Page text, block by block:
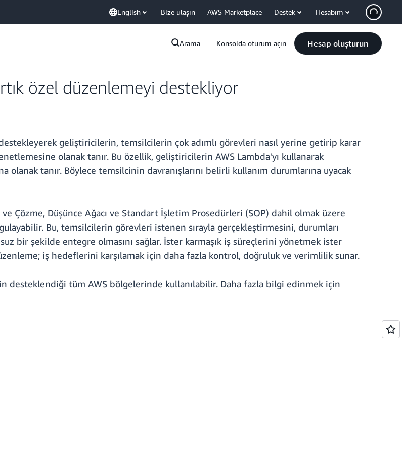
English Bize ulaşın AWS Marketplace Destek Hesabım
Arama Konsolda oturum açın Hesap oluşturun
özel düzenlemeyi destekliyor
geliştiricilerin, temsilcilerin çok adımlı görevleri nasıl yerine getirip karar
olanak tanır. Bu özellik, geliştiricilerin AWS Lambda'yı kullanarak
olanak tanır. Böylece temsilcinin davranışlarını belirli kullanım durumlarına uyacak
Çözme, Düşünce Ağacı ve Standart İşletim Prosedürleri (SOP) dahil olmak üzere
Bu, temsilcilerin görevleri istenen sırayla gerçekleştirmesini, durumları
bir şekilde entegre olmasını sağlar. İster karmaşık iş süreçlerini yönetmek ister
iş hedeflerini karşılamak için daha fazla kontrol, doğruluk ve verimlilik sunar.
desteklendiği tüm AWS bölgelerinde kullanılabilir. Daha fazla bilgi edinmek için